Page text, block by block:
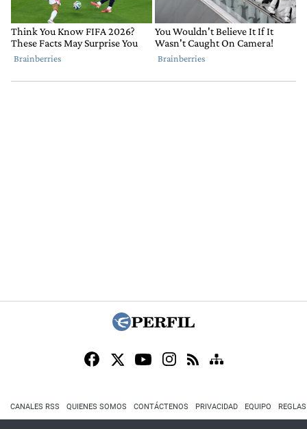
CANALES RSS QUIENES SOMOS CONTÁCTENOS PRIVACIDAD EQUIPO